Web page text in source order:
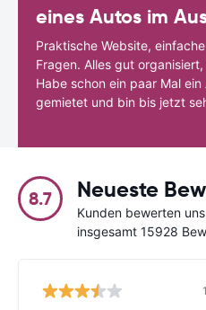
eines Autos im
Praktische Website,
Fragen. Alles gut
Habe schon ein paar Mal
gemietet und bin bis jetzt
8.7 Neueste
Kunden bewerten
insgesamt 15928